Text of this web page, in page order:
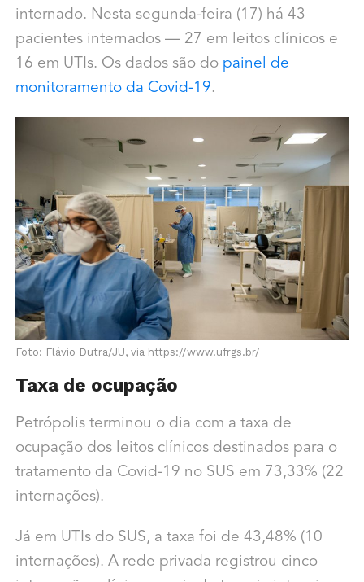
internado. Nesta segunda-feira (17) há 43
pacientes internados — 27 em leitos clínicos e
16 em UTIs. Os dados são do painel de
monitoramento da Covid-19.
Foto: Flávio Dutra/JU, via https://www.ufrgs.br/
Taxa de ocupação
Petrópolis terminou o dia com a taxa de
ocupação dos leitos clínicos destinados para o
tratamento da Covid-19 no SUS em 73,33% (22
internações).
Já em UTIs do SUS, a taxa foi de 43,48% (10
internações). A rede privada registrou cinco